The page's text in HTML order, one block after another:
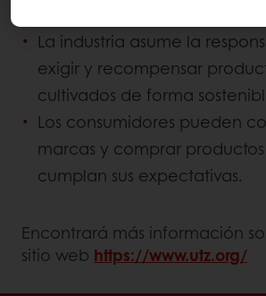
La industria asume la
exigir y recompensar
cultivados de forma
Los consumidores pueden
marcas y comprar
cumplan sus expectativas.
Encontrará más información
sitio web https://www.utz.org/